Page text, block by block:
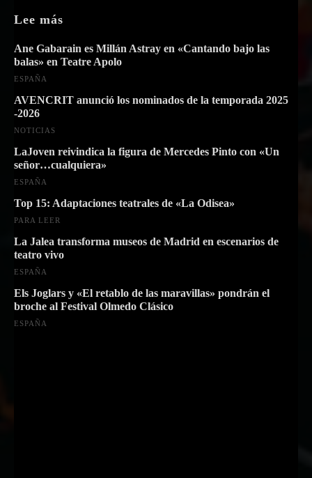
Lee más
Ane Gabarain es Millán Astray en «Cantando bajo las
balas» en Teatre Apolo
ESPAÑA
AVENCRIT anunció los nominados de la temporada 2025
-2026
NOTICIAS
LaJoven reivindica la figura de Mercedes Pinto con «Un
señor…cualquiera»
ESPAÑA
Top 15: Adaptaciones teatrales de «La Odisea»
PARA LEER
La Jalea transforma museos de Madrid en escenarios de
teatro vivo
ESPAÑA
Els Joglars y «El retablo de las maravillas» pondrán el
broche al Festival Olmedo Clásico
ESPAÑA